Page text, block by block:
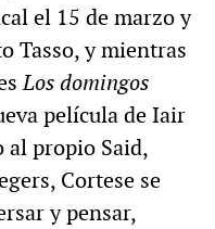
el 15 de marzo y
Tasso, y mientras
Los domingos
película de Iair
al propio Said,
Cortese se
y pensar,